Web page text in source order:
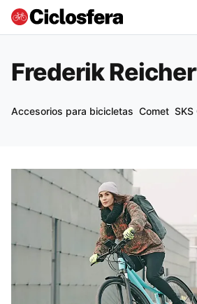
Frederik
Accesorios para bicicletas Comet SKS